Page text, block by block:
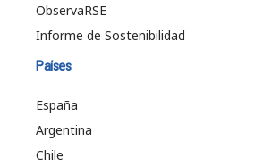
ObservaRSE
Informe de Sostenibilidad
Países
España
Argentina
Chile